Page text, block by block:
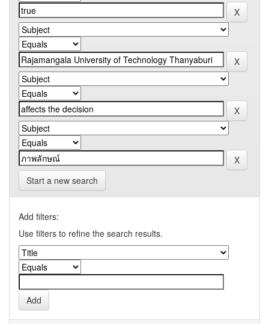
Start a new search
Add filters:
Use filters to refine the search results.